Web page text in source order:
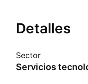
Detalles
Sector
Servicios